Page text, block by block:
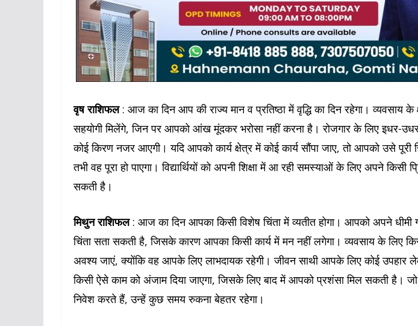
वृष राशिफल: आज का दिन आप की राज्य मान व प्रतिष्ठा में वृद्धि का दिन रहेगा। व्यवसाय
सहयोगी मिलेंगे, जिन पर आपको आंख मूंदकर भरोसा नहीं करना है। रोजगार के लिए इधर-
कोई किरण नजर आएगी। यदि आपको कार्य क्षेत्र में कोई कार्य सौंपा जाए, तो आपको उसे पूरी
तभी वह पूरा हो पाएगा। विद्यार्थियों को अपनी शिक्षा में आ रही समस्याओं के लिए अपने किसी
सकती है।
मिथुन राशिफल: आज का दिन आपका किसी विशेष चिंता में व्यतीत होगा। आपको अपने धीमी
चिंता सता सकती है, जिसके कारण आपका किसी कार्य में मन नहीं लगेगा। व्यवसाय के लिए
अवश्य जाएं, क्योंकि वह आपके लिए लाभदायक रहेगी। जीवन साथी आपके लिए कोई उपहार
किसी ऐसे काम को अंजाम दिया जाएगा, जिसके लिए बाद में आपको प्रशंसा मिल सकती है।
निवेश करते हैं, उन्हें कुछ समय रुकना बेहतर रहेगा।